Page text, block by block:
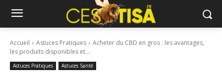
Accueil Astuces Pratiques
Acheter du CBD en gros : les avantages,
les produits disponibles et...
Astuces Pratiques Astuces Santé